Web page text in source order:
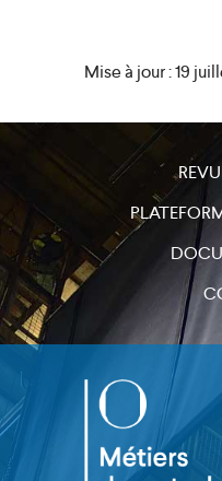
Mise à jour : 19